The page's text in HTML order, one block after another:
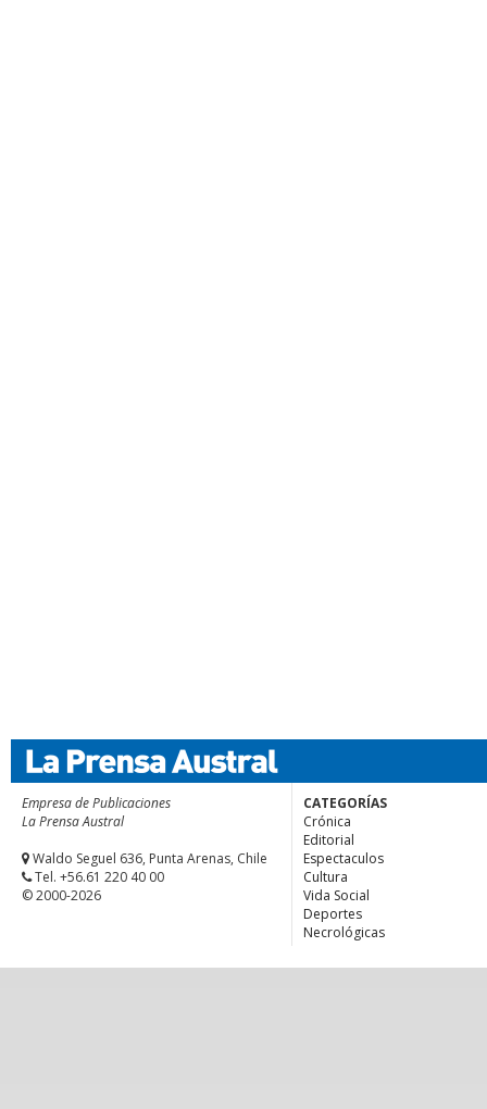
Empresa de Publicaciones
La Prensa Austral
Waldo Seguel 636, Punta Arenas, Chile
Tel. +56.61 220 40 00
© 2000-2026
CATEGORÍAS
Crónica
Editorial
Espectaculos
Cultura
Vida Social
Deportes
Necrológicas